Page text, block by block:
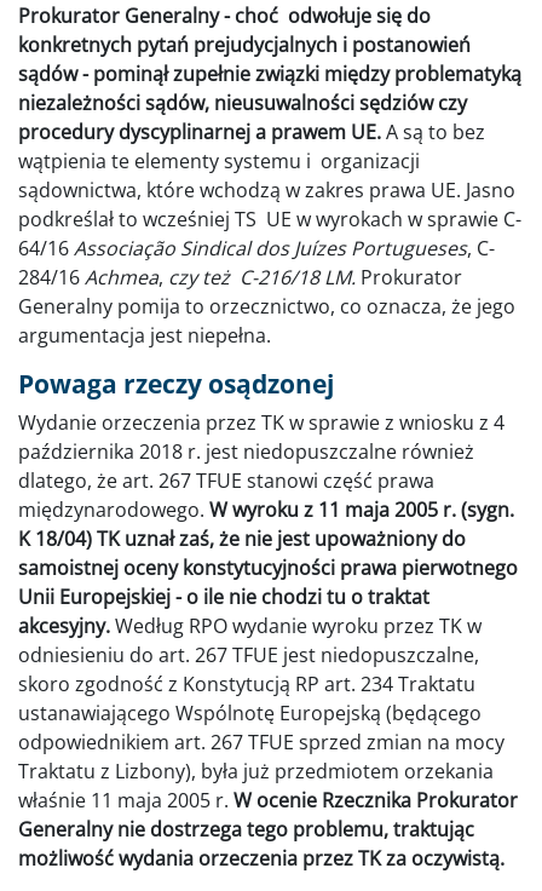
Prokurator Generalny - choć odwołuje się do
konkretnych pytań prejudycjalnych i postanowień
sądów - pominął zupełnie związki między problematyką
niezależności sądów, nieusuwalności sędziów czy
procedury dyscyplinarnej a prawem UE.A są to bez
wątpienia te elementy systemu i organizacji
sądownictwa, które wchodzą w zakres prawa UE. Jasno
podkreślał to wcześniej TS UE w wyrokach w sprawie C-
64/16Associação Sindical dos Juízes Portugueses, C-
284/16Achmea, czy też C-216/18 LM. Prokurator
Generalny pomija to orzecznictwo, co oznacza, że jego
argumentacja jest niepełna.
Powaga rzeczy osądzonej
Wydanie orzeczenia przez TK w sprawie z wniosku z 4
października 2018 r. jest niedopuszczalne również
dlatego, że art. 267 TFUE stanowi część prawa
międzynarodowego. W wyroku z 11 maja 2005 r. (sygn.
K 18/04) TK uznał zaś, że nie jest upoważniony do
samoistnej oceny konstytucyjności prawa pierwotnego
Unii Europejskiej - o ile nie chodzi tu o traktat
akcesyjny.Według RPO wydanie wyroku przez TK w
odniesieniu do art. 267 TFUE jest niedopuszczalne,
skoro zgodność z Konstytucją RP art. 234 Traktatu
ustanawiającego Wspólnotę Europejską (będącego
odpowiednikiem art. 267 TFUE sprzed zmian na mocy
Traktatu z Lizbony), była już przedmiotem orzekania
właśnie 11 maja 2005 r. W ocenie Rzecznika Prokurator
Generalny nie dostrzega tego problemu, traktując
możliwość wydania orzeczenia przez TK za oczywistą.